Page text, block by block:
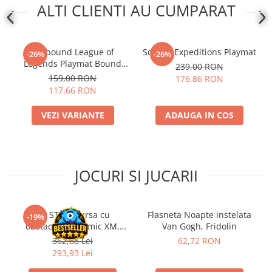
Disney Lorcana
Star Wars Unlimited
UniVersus CCG
Neverrift TCG
Riftbound League of Legends TCG
Hololive
Colectii Oficiale Topps si Panini si
Final Fantasy
Grand Archive TCG
Alte TCG-uri
Carti singles
ALTI CLIENTI AU CUMPARAT
-26%
Riftbound League of
Legends Playmat Bound
Edge
159,00 RON
117,66 RON
VEZI VARIANTE
-26%
Scythe: Expeditions Playmat
239,00 RON
176,86 RON
ADAUGA IN COS
JOCURI SI JUCARII
-19%Kit STEM Cursa cu
obstacole Dynamic XM,
Fischertechnik
362,88 Lei
293,93 Lei
Flasneta Noapte instelata
Van Gogh, Fridolin
62,72 RON